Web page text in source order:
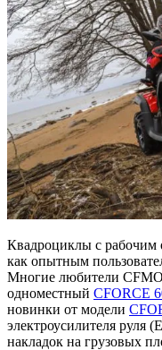
Квадроциклы с рабочим
как опытным
Многие любители
одноместный CFORCE
новинки от модели
электроусилителя руля
накладок на грузовых